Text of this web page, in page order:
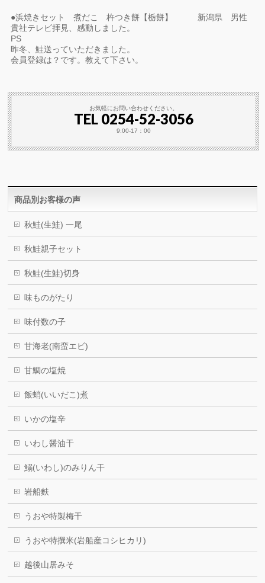
●浜焼きセット 煮だこ 杵つき餅【栃餅】 新潟県 男性
貴社テレビ拝見、感動しました。
PS
昨冬、鮭送っていただきました。
会員登録は？です。教えて下さい。
お気軽にお問い合わせください。
TEL 0254-52-3056
9:00-17：00
商品別お客様の声
秋鮭(生鮭) 一尾
秋鮭親子セット
秋鮭(生鮭)切身
味ものがたり
味付数の子
甘海老(南蛮エビ)
甘鯛の塩焼
飯蛸(いいだこ)煮
いかの塩辛
いわし醤油干
鰯(いわし)のみりん干
岩船麩
うおや特製梅干
うおや特撰米(岩船産コシヒカリ)
越後山居みそ